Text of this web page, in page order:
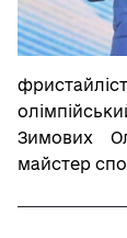
Зимових
майстер